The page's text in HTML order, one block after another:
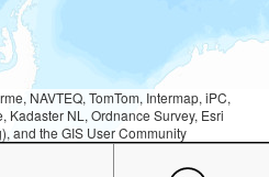
NAVTEQ, TomTom, Intermap, iPC,
Kadaster NL, Ordnance Survey, Esri
and the GIS User Community